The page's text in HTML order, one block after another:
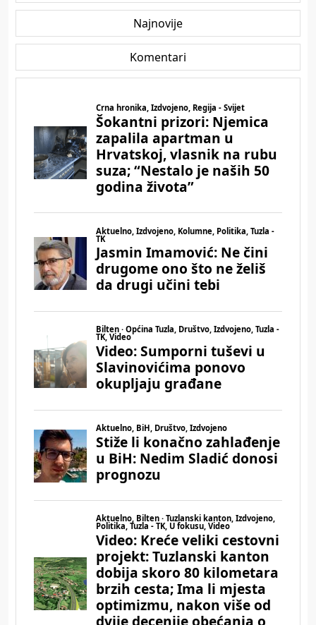
Najnovije
Komentari